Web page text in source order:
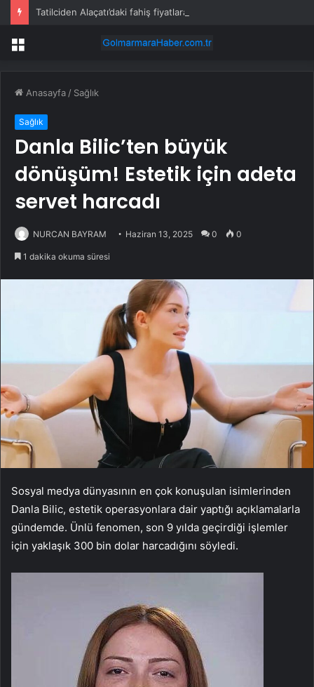
Menü
Anasayfa / Sağlık
Sağlık
Danla Bilic’ten büyük
dönüşüm! Estetik için adeta
servet harcadı
NURCAN BAYRAM Haziran 13, 2025 0 0
1 dakika okuma süresi
Sosyal medya dünyasının en çok konuşulan isimlerinden
Danla Bilic, estetik operasyonlara dair yaptığı açıklamalarla
gündemde. Ünlü fenomen, son 9 yılda geçirdiği işlemler
için yaklaşık 300 bin dolar harcadığını söyledi.